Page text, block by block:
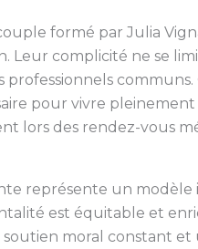
formé par Julia
Leur complicité ne se
professionnels
pour vivre
lors des rendez-vous
représente un modèle
est équitable et
moral constant